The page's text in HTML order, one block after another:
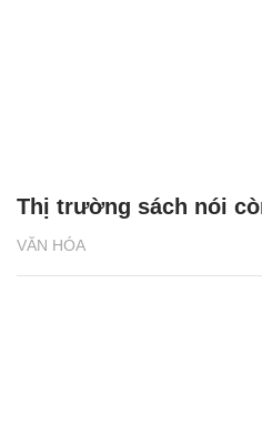
VĂN HÓA
Thị trường sách nói